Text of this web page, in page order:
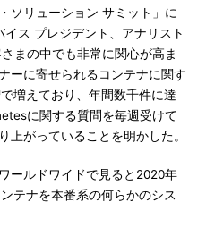
ソリューション サミット」に
ス プレジデント、アナリスト
まの中でも非常に関心が高ま
ーに寄せられるコンテナに関す
増えており、年間数千件に達
に関する質問を毎週受けて
上がっていることを明かした。
ールドワイドで見ると2020年
テナを本番系の何らかのシス